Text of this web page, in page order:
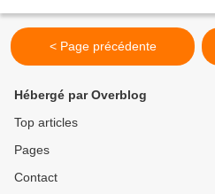
< Page précédente
Hébergé par Overblog
Top articles
Pages
Contact